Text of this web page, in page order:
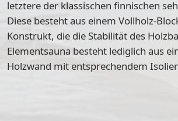
letztere der klassischen finnischen
Diese besteht aus einem Vollholz-
Konstrukt, die die Stabilität des
Elementsauna besteht lediglich aus
Holzwand mit entsprechendem